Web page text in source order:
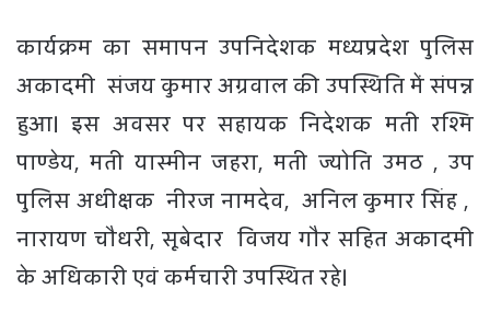
कार्यक्रम का समापन उपनिदेशक मध्यप्रदेश पुलिस
अकादमी संजय कुमार अग्रवाल की उपस्थिति में संपन्न
हुआ। इस अवसर पर सहायक निदेशक मती रश्मि
पाण्डेय, मती यास्मीन जहरा, मती ज्योति उमठ , उप
पुलिस अधीक्षक नीरज नामदेव, अनिल कुमार सिंह ,
नारायण चौधरी, सूबेदार विजय गौर सहित अकादमी
के अधिकारी एवं कर्मचारी उपस्थित रहे।